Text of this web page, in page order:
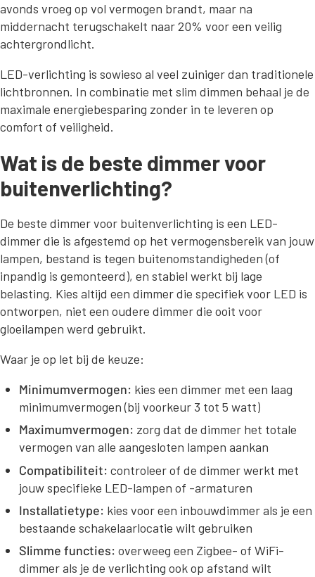
avonds vroeg op vol vermogen brandt, maar na
middernacht terugschakelt naar 20% voor een veilig
achtergrondlicht.
LED-verlichting is sowieso al veel zuiniger dan traditionele
lichtbronnen. In combinatie met slim dimmen behaal je de
maximale energiebesparing zonder in te leveren op
comfort of veiligheid.
Wat is de beste dimmer voor
buitenverlichting?
De beste dimmer voor buitenverlichting is een LED-
dimmer die is afgestemd op het vermogensbereik van jouw
lampen, bestand is tegen buitenomstandigheden (of
inpandig is gemonteerd), en stabiel werkt bij lage
belasting. Kies altijd een dimmer die specifiek voor LED is
ontworpen, niet een oudere dimmer die ooit voor
gloeilampen werd gebruikt.
Waar je op let bij de keuze:
Minimumvermogen: kies een dimmer met een laag
minimumvermogen (bij voorkeur 3 tot 5 watt)
Maximumvermogen: zorg dat de dimmer het totale
vermogen van alle aangesloten lampen aankan
Compatibiliteit: controleer of de dimmer werkt met
jouw specifieke LED-lampen of -armaturen
Installatietype: kies voor een inbouwdimmer als je een
bestaande schakelaarlocatie wilt gebruiken
Slimme functies: overweeg een Zigbee- of WiFi-
dimmer als je de verlichting ook op afstand wilt